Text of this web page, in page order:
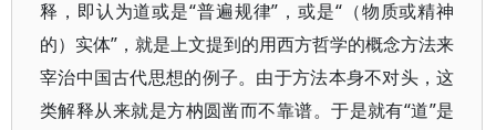
释，即认为道或是“普遍规律”，或是“（物质或精神
的）实体”，就是上文提到的用西方哲学的概念方法来
宰治中国古代思想的例子。由于方法本身不对头，这
类解释从来就是方枘圆凿而不靠谱。于是就有“道”是